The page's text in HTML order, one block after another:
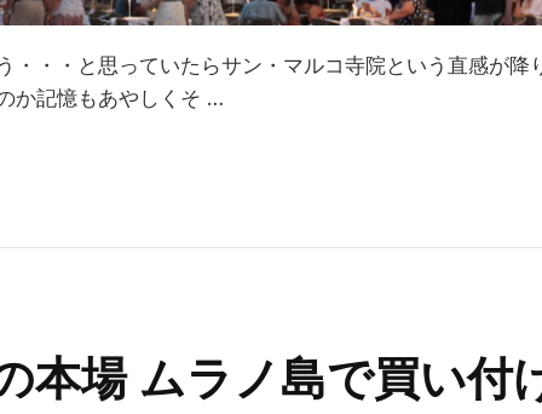
・・・と思っていたらサン・マルコ寺院という直感が
か記憶もあやしくそ …
本場 ムラノ島で買い付